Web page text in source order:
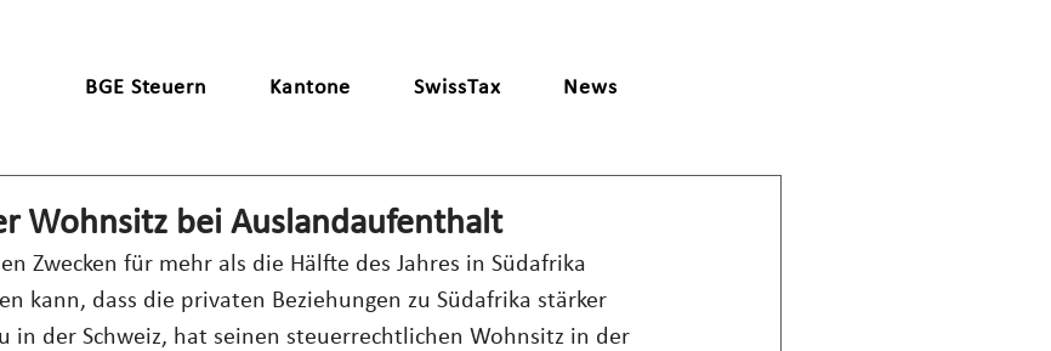
BGE Steuern Kantone SwissTax News
Wohnsitz bei Auslandaufenthalt
Zwecken für mehr als die Hälfte des Jahres in Südafrika
kann, dass die privaten Beziehungen zu Südafrika stärker
in der Schweiz, hat seinen steuerrechtlichen Wohnsitz in der